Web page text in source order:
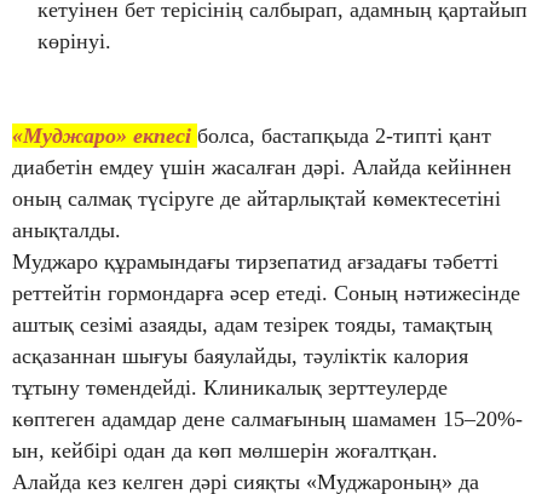
кетуінен бет терісінің салбырап, адамның қартайып
көрінуі.
«Муджаро» екпесі болса, бастапқыда 2-типті қант
диабетін емдеу үшін жасалған дәрі. Алайда кейіннен
оның салмақ түсіруге де айтарлықтай көмектесетіні
анықталды.
Муджаро құрамындағы тирзепатид ағзадағы тәбетті
реттейтін гормондарға әсер етеді. Соның нәтижесінде
аштық сезімі азаяды, адам тезірек тояды, тамақтың
асқазаннан шығуы баяулайды, тәуліктік калория
тұтыну төмендейді. Клиникалық зерттеулерде
көптеген адамдар дене салмағының шамамен 15–20%-
ын, кейбірі одан да көп мөлшерін жоғалтқан.
Алайда кез келген дәрі сияқты «Муджароның» да